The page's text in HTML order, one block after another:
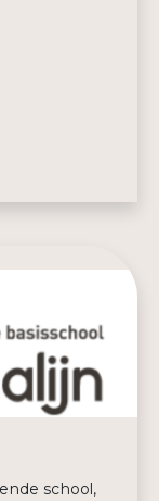
school,